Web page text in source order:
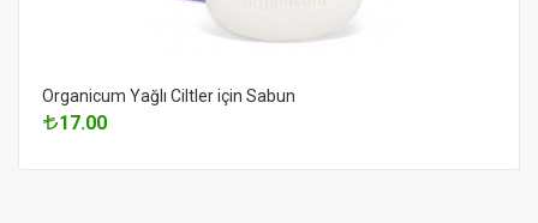
Organicum Yağlı Ciltler için Sabun
17.00